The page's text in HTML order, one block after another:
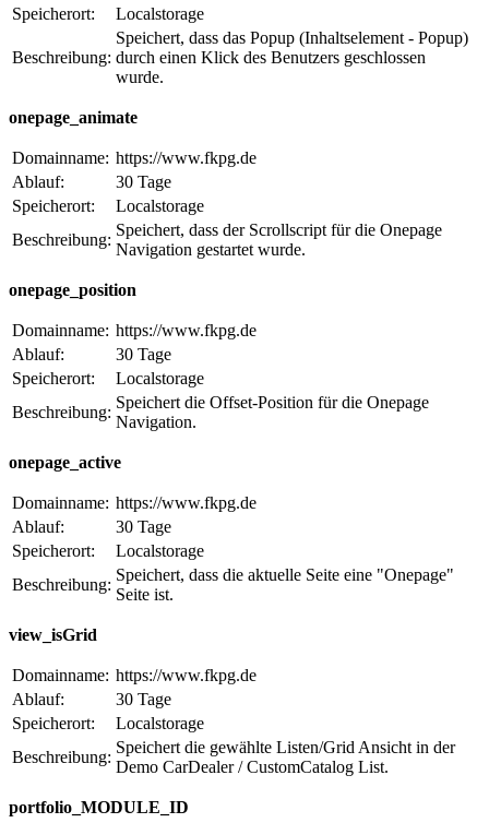
Speicherort:
Localstorage
Beschreibung:
Speichert, dass das Popup (Inhaltselement - Popup)
durch einen Klick des Benutzers geschlossen
wurde.
onepage_animate
Domainname: https://www.fkpg.de
Ablauf:
30 Tage
Speicherort:
Localstorage
Beschreibung:
Speichert, dass der Scrollscript für die Onepage
Navigation gestartet wurde.
onepage_position
Domainname: https://www.fkpg.de
Ablauf:
30 Tage
Speicherort:
Localstorage
Beschreibung:
Speichert die Offset-Position für die Onepage
Navigation.
onepage_active
Domainname: https://www.fkpg.de
Ablauf:
30 Tage
Speicherort:
Localstorage
Beschreibung:
Speichert, dass die aktuelle Seite eine "Onepage"
Seite ist.
view_isGrid
Domainname: https://www.fkpg.de
Ablauf:
30 Tage
Speicherort:
Localstorage
Beschreibung:
Speichert die gewählte Listen/Grid Ansicht in der
Demo CarDealer / CustomCatalog List.
portfolio_MODULE_ID